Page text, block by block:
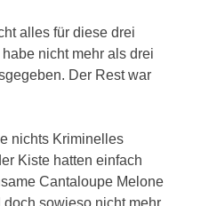
alles für diese drei
nicht mehr als drei
Der Rest war
nichts Kriminelles
Kiste hatten einfach
Cantaloupe Melone
doch sowieso nicht mehr